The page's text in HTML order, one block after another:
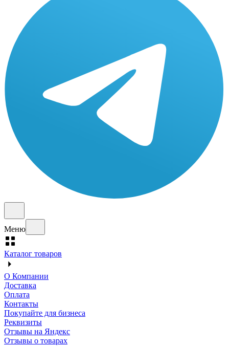
Меню
Каталог товаров
О Компании
Доставка
Оплата
Контакты
Покупайте для бизнеса
Реквизиты
Отзывы на Яндекс
Отзывы о товарах